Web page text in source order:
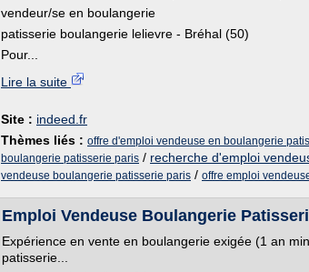
vendeur/se en boulangerie
patisserie boulangerie lelievre - Bréhal (50)
Pour...
Lire la suite
Site : indeed.fr
Thèmes liés : offre d'emploi vendeuse en boulangerie
boulangerie patisserie paris / recherche d'emploi
vendeuse boulangerie patisserie paris / offre emploi
Emploi Vendeuse Boulangerie
Expérience en vente en boulangerie exigée (1 an
patisserie...